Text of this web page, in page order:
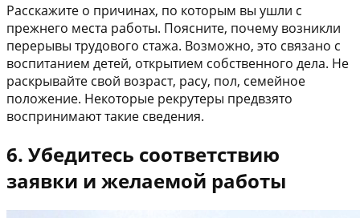
Расскажите о причинах, по которым вы ушли с
прежнего места работы. Поясните, почему возникли
перерывы трудового стажа. Возможно, это связано с
воспитанием детей, открытием собственного дела. Не
раскрывайте свой возраст, расу, пол, семейное
положение. Некоторые рекрутеры предвзято
воспринимают такие сведения.
6. Убедитесь соответствию
заявки и желаемой работы